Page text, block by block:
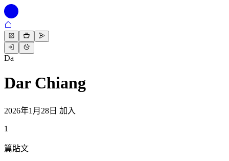
Da
Dar Chiang
2026年1月28日 加入
1
篇貼文